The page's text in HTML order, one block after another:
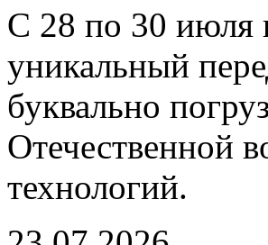
С 28 по 30 июля
уникальный
буквально
Отечественной
технологий.